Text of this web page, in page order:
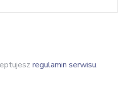
regulamin serwisu.